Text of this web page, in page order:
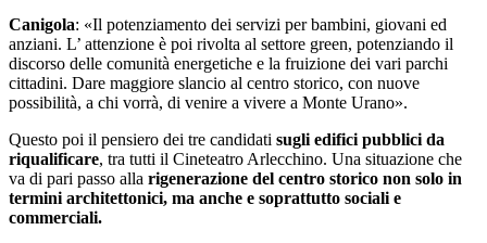
Canigola: «Il potenziamento dei servizi per bambini, giovani ed
anziani. L’ attenzione è poi rivolta al settore green, potenziando il
discorso delle comunità energetiche e la fruizione dei vari parchi
cittadini. Dare maggiore slancio al centro storico, con nuove
possibilità, a chi vorrà, di venire a vivere a Monte Urano».
Questo poi il pensiero dei tre candidati sugli edifici pubblici da
riqualificare, tra tutti il Cineteatro Arlecchino. Una situazione che
va di pari passo alla rigenerazione del centro storico non solo in
termini architettonici, ma anche e soprattutto sociali e
commerciali.